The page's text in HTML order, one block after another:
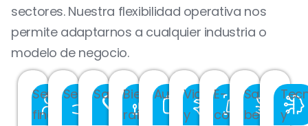
sectores. Nuestra flexibilidad operativa nos
permite adaptarnos a cualquier industria o
modelo de negocio.
Servicios
financieros
SegurosSaludBienes
raíces
Automotriz
Viajes
y
E-
commerce
Salud,
belleza
y